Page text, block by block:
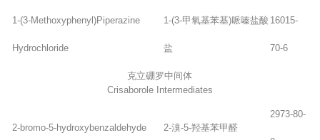
1-(3-Methoxyphenyl)Piperazine
Hydrochloride
1-(3-甲氧基苯基)哌嗪盐酸
盐
16015-
70-6
克立硼罗中间体
Crisaborole Intermediates
2-bromo-5-hydroxybenzaldehyde 2-溴-5-羟基苯甲醛
2973-80-